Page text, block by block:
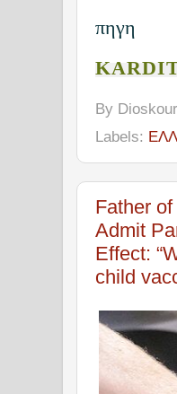
πηγη
By
Labels:
Father
Admit
Effect:
child